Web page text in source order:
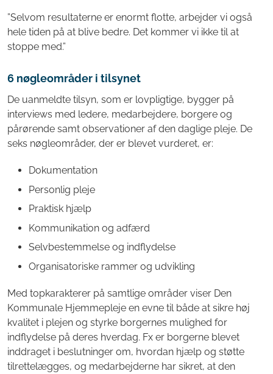
”Selvom resultaterne er enormt flotte, arbejder vi også
hele tiden på at blive bedre. Det kommer vi ikke til at
stoppe med.”
6 nøgleområder i tilsynet
De uanmeldte tilsyn, som er lovpligtige, bygger på
interviews med ledere, medarbejdere, borgere og
pårørende samt observationer af den daglige pleje. De
seks nøgleområder, der er blevet vurderet, er:
Dokumentation
Personlig pleje
Praktisk hjælp
Kommunikation og adfærd
Selvbestemmelse og indflydelse
Organisatoriske rammer og udvikling
Med topkarakterer på samtlige områder viser Den
Kommunale Hjemmepleje en evne til både at sikre høj
kvalitet i plejen og styrke borgernes mulighed for
indflydelse på deres hverdag. Fx er borgerne blevet
inddraget i beslutninger om, hvordan hjælp og støtte
tilrettelægges, og medarbejderne har sikret, at den